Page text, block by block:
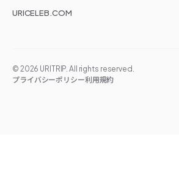
URICELEB.COM
© 2026 URITRIP. All rights reserved.
プライバシーポリシー利用規約